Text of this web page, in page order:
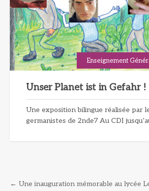
Enseignement
Unser Planet ist in Gefahr !
Une exposition bilingue réalisée par
germanistes de 2nde7 Au CDI
← Une inauguration mémorable au lycée